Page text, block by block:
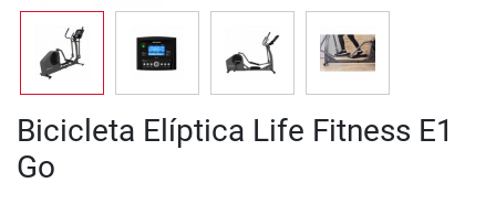
Bicicleta Elíptica Life Fitness E1
Go